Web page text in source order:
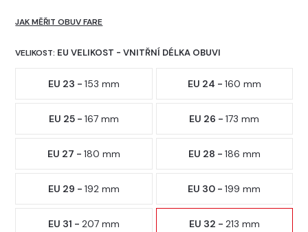
VELIKOST: EU VELIKOST - VNITŘNÍ DÉLKA OBUVI
JAK MĚŘIT OBUV FARE
EU 23 - 153 mm EU 24 - 160 mm
EU 25 - 167 mm EU 26 -173 mm
EU 27 - 180 mm EU 28 - 186 mm
EU 29 - 192 mm EU 30 -199 mm
EU 31 - 207 mm EU 32 - 213 mm